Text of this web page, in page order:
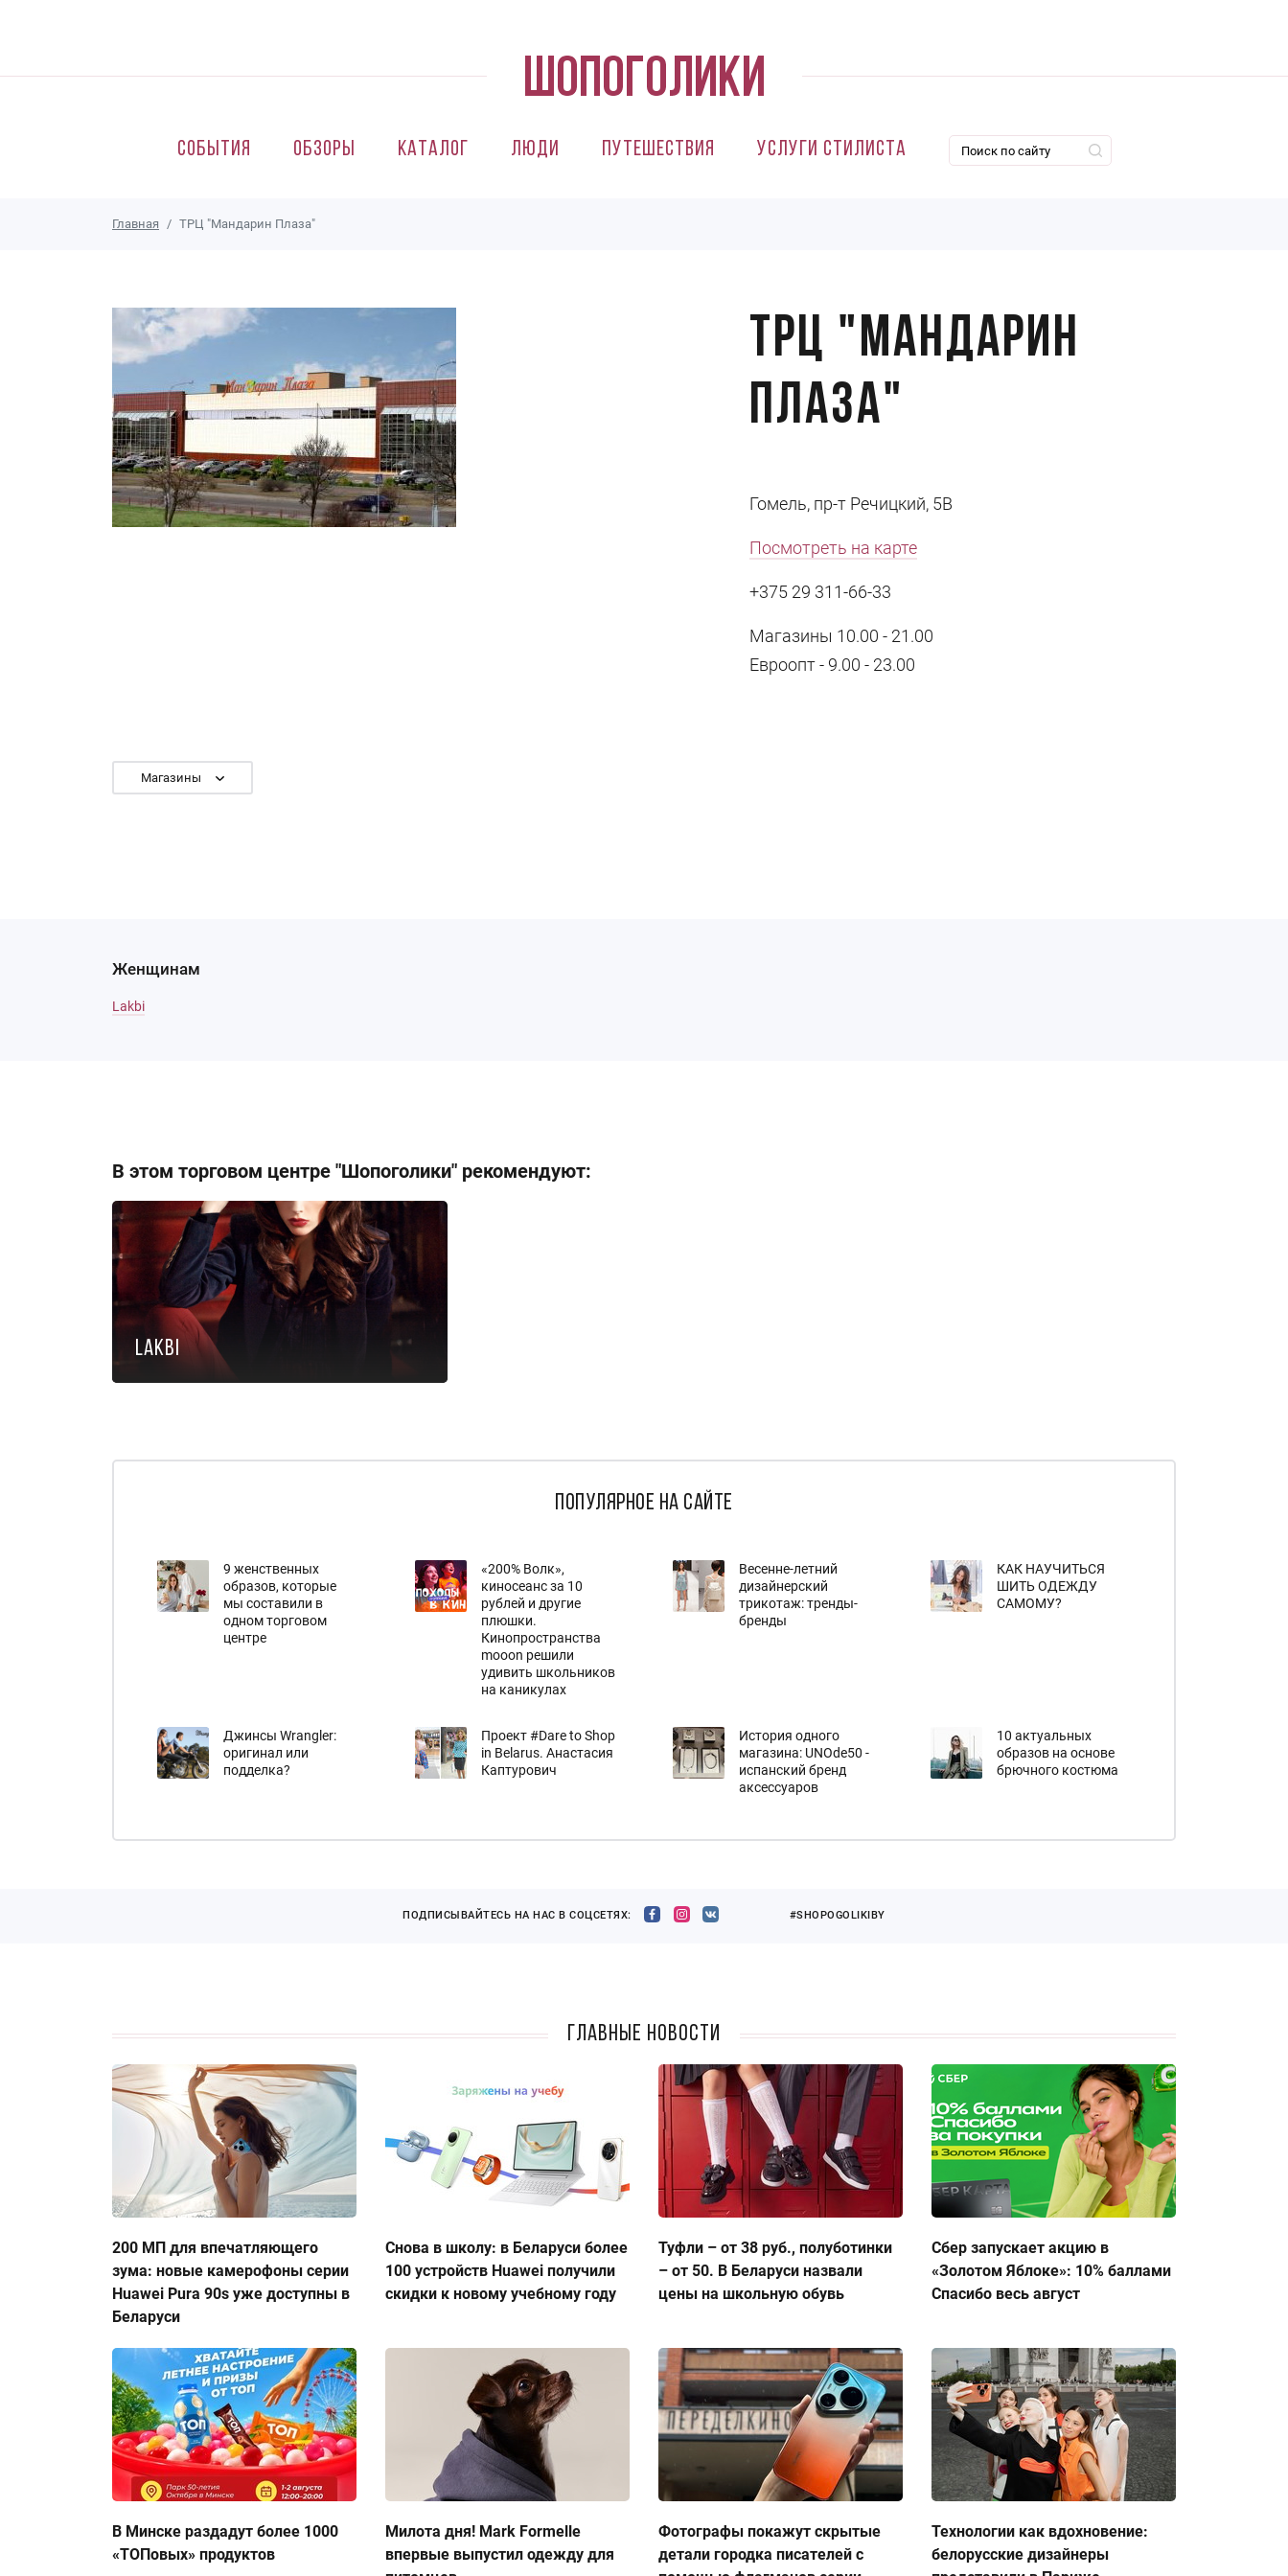
События Обзоры Каталог Люди Путешествия Услуги стилиста
Главная ТРЦ "Мандарин Плаза"
ТРЦ "Мандарин
Плаза"
Гомель, пр-т Речицкий, 5В
Посмотреть на карте
+375 29 311-66-33
Магазины 10.00 - 21.00
Евроопт - 9.00 - 23.00
Магазины
Женщинам
Lakbi
В этом торговом центре "Шопоголики" рекомендуют:
Lakbi
популярное на сайте
9 женственных
образов, которые
мы составили в
одном торговом
центре
«200% Волк»,
киносеанс за 10
рублей и другие
плюшки.
Кинопространства
mooon решили
удивить школьников
на каникулах
Весенне-летний
дизайнерский
трикотаж: тренды-
бренды
КАК НАУЧИТЬСЯ
ШИТЬ ОДЕЖДУ
САМОМУ?
Джинсы Wrangler:
оригинал или
подделка?
Проект #Dare to Shop
in Belarus. Анастасия
Каптурович
История одного
магазина: UNOde50 -
испанский бренд
аксессуаров
10 актуальных
образов на основе
брючного костюма
ПОДПИСЫВАЙТЕСЬ НА НАС В СОЦСЕТЯХ: #SHOPOGOLIKIBY
Главные новости
200 МП для впечатляющего
зума: новые камерофоны серии
Huawei Pura 90s уже доступны в
Беларуси
Снова в школу: в Беларуси более
100 устройств Huawei получили
скидки к новому учебному году
Туфли – от 38 руб., полуботинки
– от 50. В Беларуси назвали
цены на школьную обувь
Сбер запускает акцию в
«Золотом Яблоке»: 10% баллами
Спасибо весь август
В Минске раздадут более 1000
«ТОПовых» продуктов
Милота дня! Mark Formelle
впервые выпустил одежду для
Фотографы покажут скрытые
детали городка писателей с
Технологии как вдохновение:
белорусские дизайнеры